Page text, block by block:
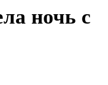
ночь с